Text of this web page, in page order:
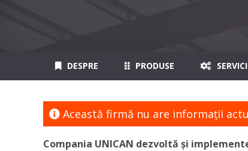
DESPRE PRODUSE
Această firmă nu are informaţii
Compania UNICAN dezvoltă și